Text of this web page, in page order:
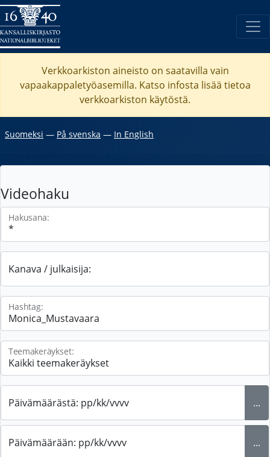
Verkkoarkiston aineisto on saatavilla vain
vapaakappaletyöasemilla. Katso infosta lisää tietoa
verkkoarkiston käytöstä.
Suomeksi ― På svenska ― In English
Videohaku
Hakusana:
Kanava / julkaisija:
Hashtag:
Teemakeräykset:
Päivämäärästä: pp/kk/vvvv ...
Päivämäärään: pp/kk/vvvv ...